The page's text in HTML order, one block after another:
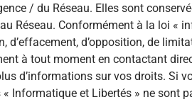
/ du Réseau. Elles sont
Réseau. Conformément à la loi «
d’effacement, d’opposition, de
à tout moment en contactant
d’informations sur vos droits. Si
« Informatique et Libertés » ne sont